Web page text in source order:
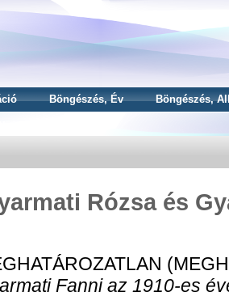
Böngészés, Év
Böngészés,
Rózsa és
Fanni az 1910-es